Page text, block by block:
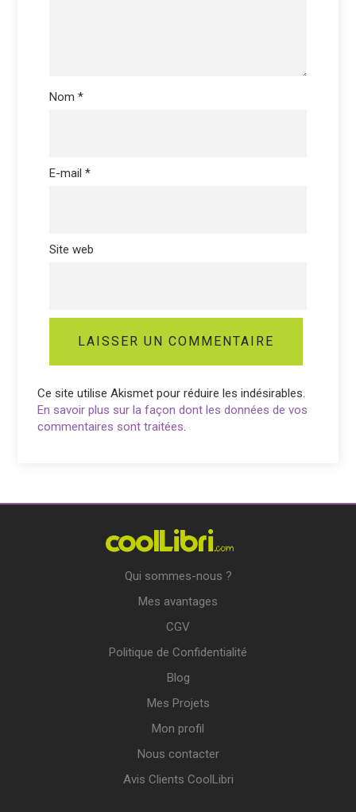
Nom*
E-mail*
Site web
Ce site utilise Akismet pour réduire les indésirables.
En savoir plus sur la façon dont les données de vos
commentaires sont traitées
Qui sommes-nous ?
Mes avantages
CGV
Politique de Confidentialité
Blog
Mes Projets
Mon profil
Nous contacter
Avis Clients CoolLibri